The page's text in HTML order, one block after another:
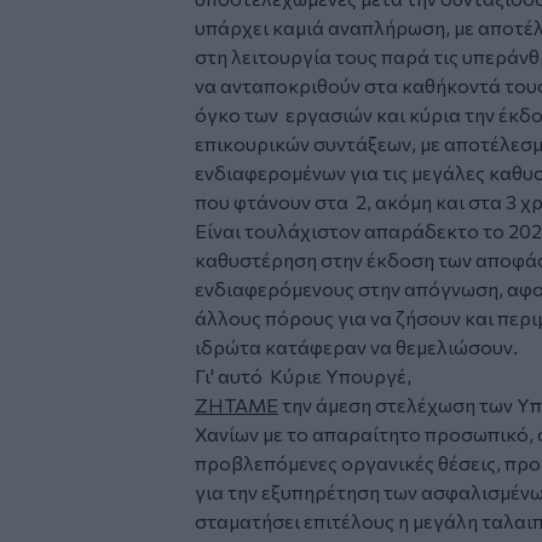
υπάρχει καμιά αναπλήρωση, με
στη λειτουργία τους παρά τις
να ανταποκριθούν στα καθήκοντά
όγκο των εργασιών και κύρια την
επικουρικών συντάξεων, με
ενδιαφερoμένων για τις μεγάλες
που φτάνουν στα 2, ακόμη και στα 3
Είναι τουλάχιστον απαράδεκτο το
καθυστέρηση στην έκδοση των
ενδιαφερόμενους στην απόγνωση,
άλλους πόρους για να ζήσουν και
ιδρώτα κατάφεραν να θεμελιώσουν.
Γι' αυτό Κύριε Υπουργέ,
ΖΗΤΑΜΕ την άμεση στελέχωση των
Χανίων με το απαραίτητο προσωπικό,
προβλεπόμενες οργανικές θέσεις,
για την εξυπηρέτηση των
σταματήσει επιτέλους η μεγάλη